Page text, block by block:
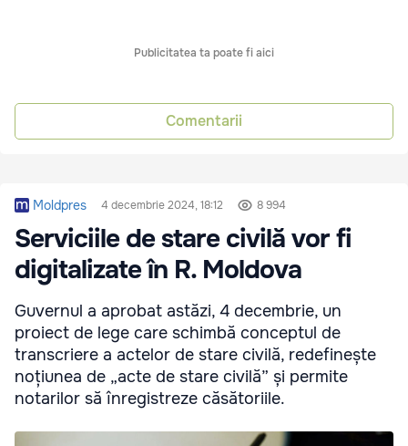
Publicitatea ta poate fi aici
Comentarii
Moldpres 4 decembrie 2024, 18:12 8 994
Serviciile de stare civilă vor fi
digitalizate în R. Moldova
Guvernul a aprobat astăzi, 4 decembrie, un
proiect de lege care schimbă conceptul de
transcriere a actelor de stare civilă, redefinește
noțiunea de „acte de stare civilă” și permite
notarilor să înregistreze căsătoriile.